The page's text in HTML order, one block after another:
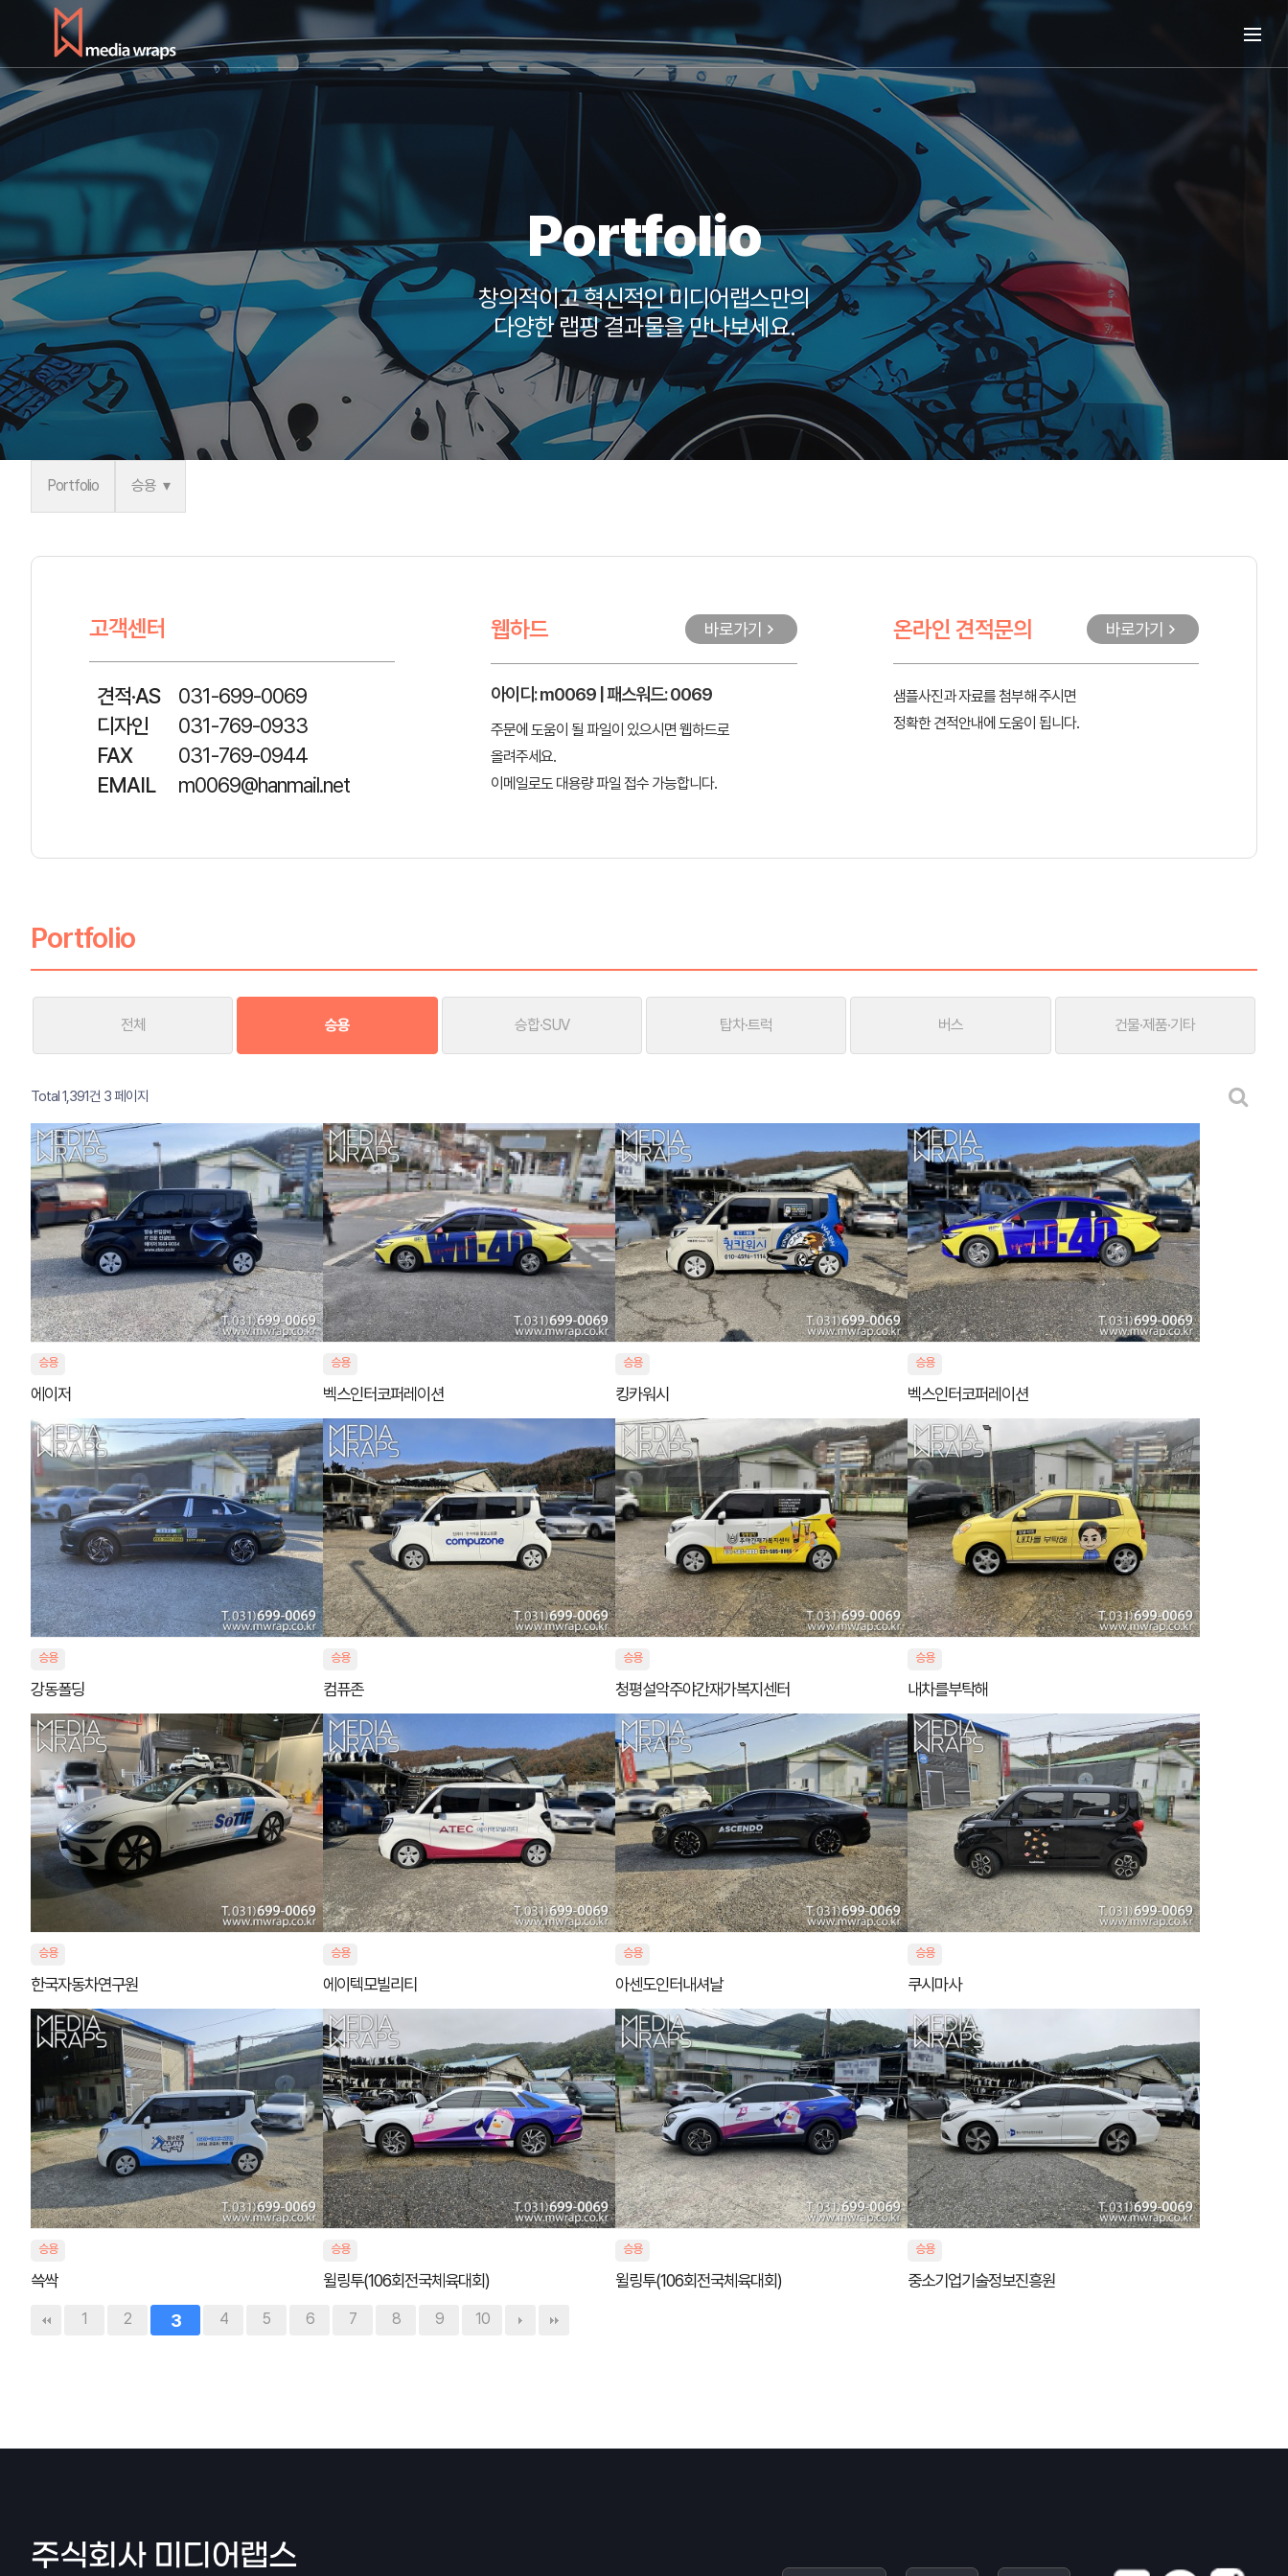
Portfolio
창의적이고 혁신적인 미디어랩스만의
다양한 랩핑 결과물을 만나보세요.
Portfolio 승용
고객센터
견적·AS
디자인
FAX
EMAIL
031-699-0069
031-769-0933
031-769-0944
m0069@hanmail.net
웹하드 바로가기
아이디: m0069 | 패스워드: 0069
주문에 도움이 될 파일이 있으시면 웹하드로
올려주세요.
이메일로도 대용량 파일 접수 가능합니다.
온라인 견적문의 바로가기
샘플사진과 자료를 첨부해 주시면
정확한 견적안내에 도움이 됩니다.
Portfolio
전체 승용 승합·SUV 탑차·트럭 버스 건물·제품·기타
Total 1,391건 3 페이지
승용
에이저
승용
벡스인터코퍼레이션
승용
킹카워시
승용
벡스인터코퍼레이션
승용
강동폴딩
승용
컴퓨존
승용
청평설악주야간재가복지센터
승용
내차를부탁해
승용
한국자동차연구원
승용
에이텍모빌리티
승용
아센도인터내셔날
승용
쿠시마사
승용
쓱싹
승용
윌링투(106회전국체육대회)
승용
윌링투(106회전국체육대회)
승용
중소기업기술정보진흥원
1 2 3 4 5 6 7 8 9 10
다음 맨끝
주식회사 미디어랩스